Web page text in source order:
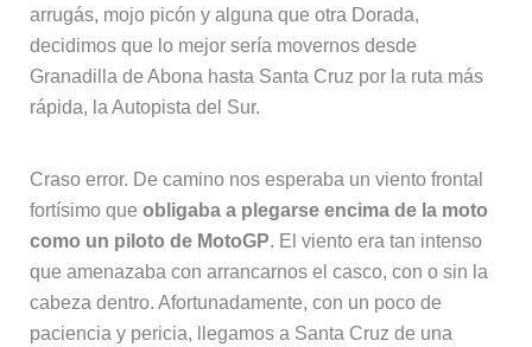
arrugás, mojo picón y alguna que otra Dorada,
decidimos que lo mejor sería movernos desde
Granadilla de Abona hasta Santa Cruz por la ruta más
rápida, la Autopista del Sur.
Craso error. De camino nos esperaba un viento frontal
fortísimo que obligaba a plegarse encima de la moto
como un piloto de MotoGP. El viento era tan intenso
que amenazaba con arrancarnos el casco, con o sin la
cabeza dentro. Afortunadamente, con un poco de
paciencia y pericia, llegamos a Santa Cruz de una